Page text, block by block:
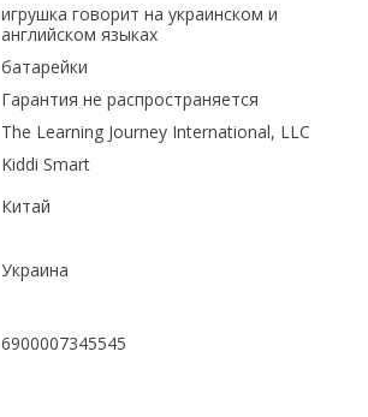
игрушка говорит на украинском и
английском языках
батарейки
Гарантия не распространяется
The Learning Journey International, LLC
Kiddi Smart
Китай
Украина
6900007345545